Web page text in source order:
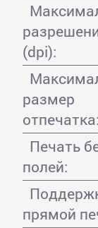
(dpi):
размер
отпечатка:
Печать
полей:
прямой